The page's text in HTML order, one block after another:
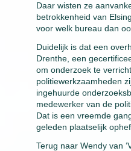
Daar wisten ze
betrokkenheid van
voor welk bureau dan
Duidelijk is dat een
Drenthe, een
om onderzoek te
politiewerkzaamheden
ingehuurde
medewerker van de
Dat is een vreemde
geleden plaatselijk
Terug naar Wendy van